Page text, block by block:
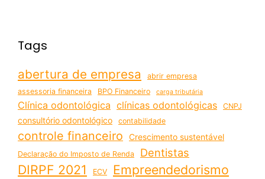
Tags
abertura de empresa
abrir empresa
assessoria financeira
BPO Financeiro carga tributária
Clínica odontológica clínicas odontológicas CNPJ
consultório odontológico contabilidade
controle financeiro Crescimento sustentável
Declaração do Imposto de Renda Dentistas
DIRPF 2021 ECV Empreendedorismo